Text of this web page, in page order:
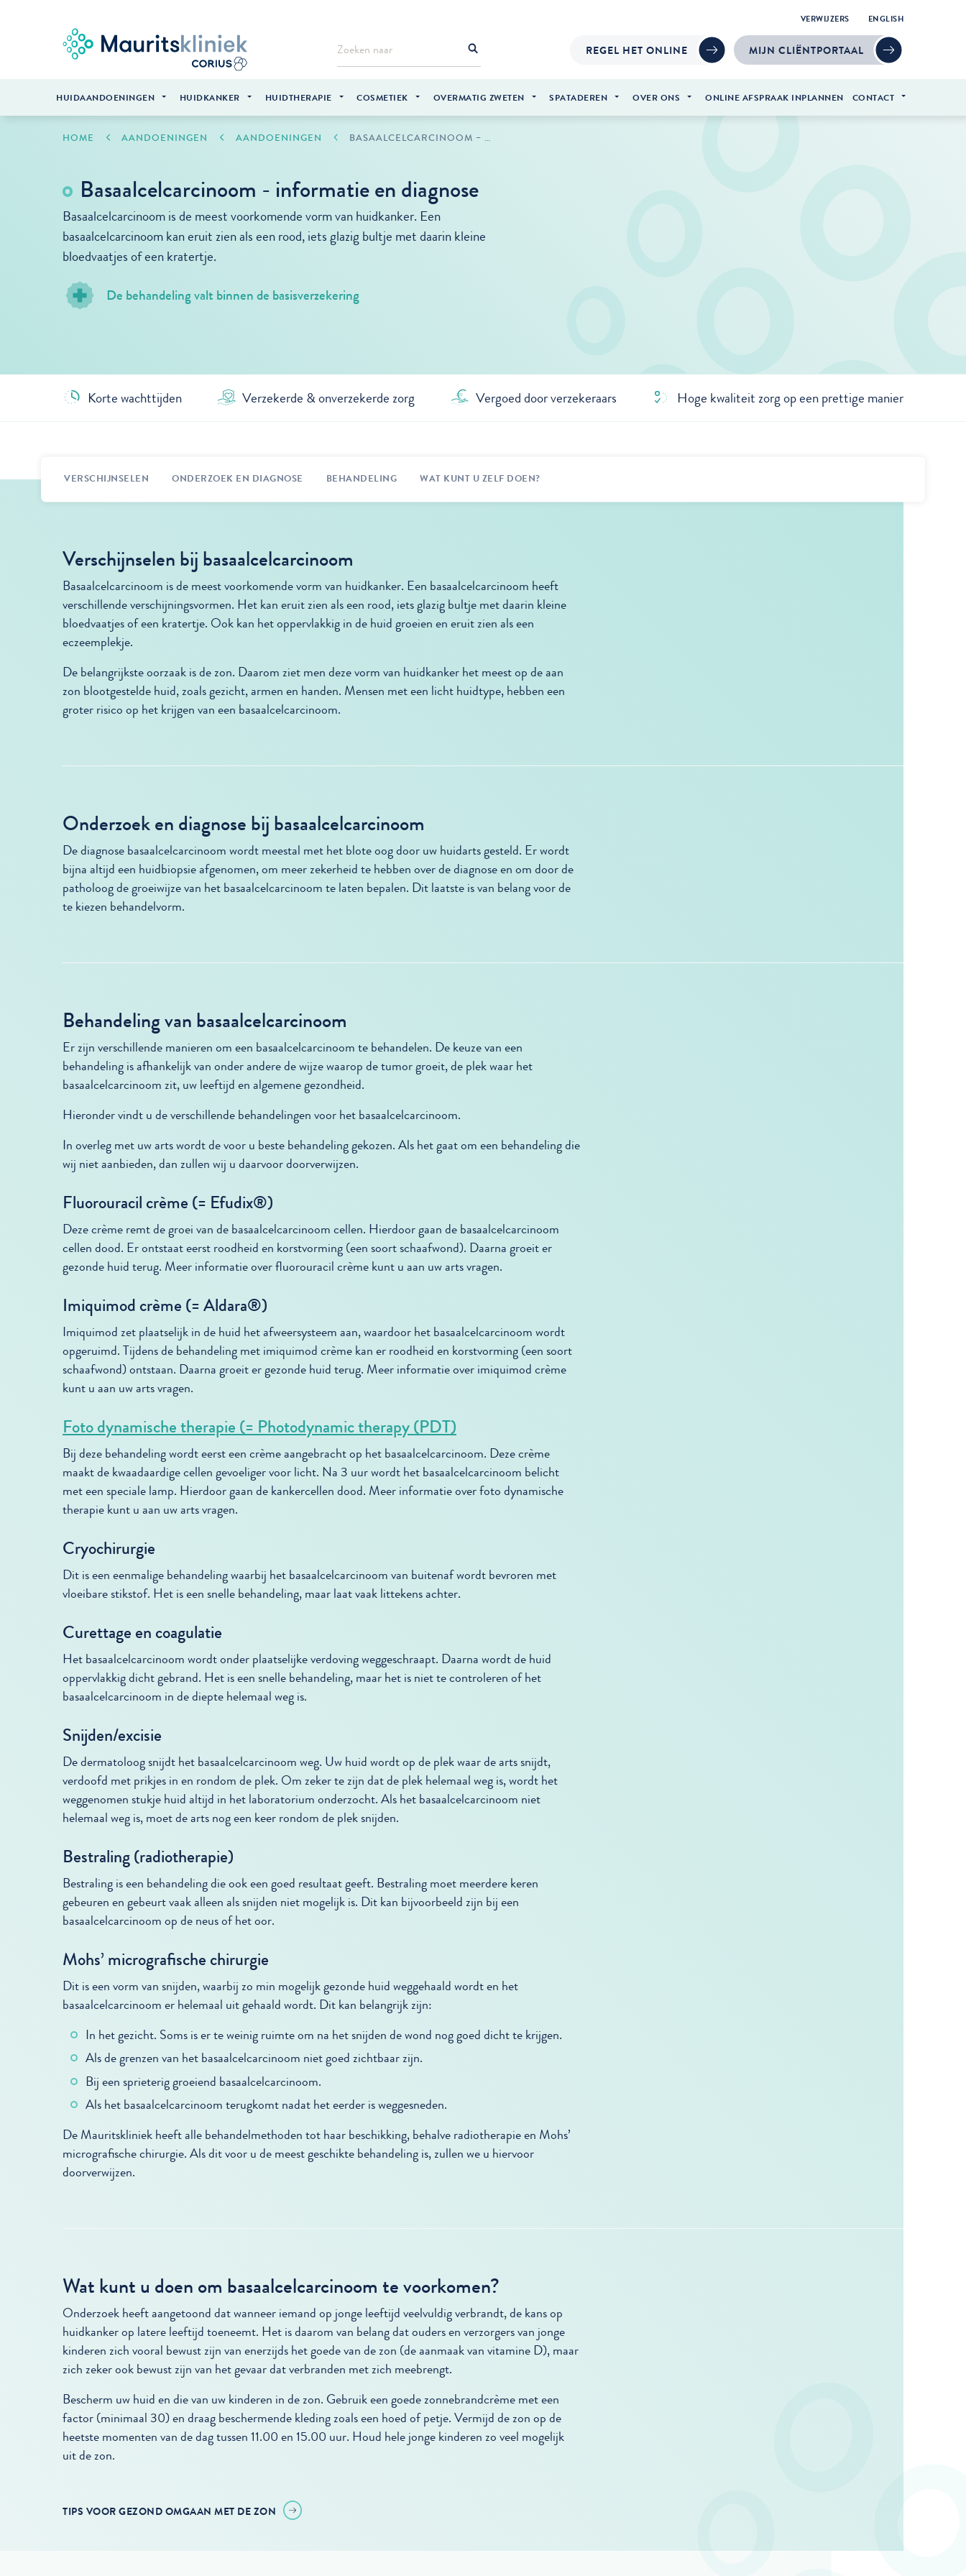
VERWIJZERS ENGLISH
REGEL HET ONLINE MIJN CLIËNTPORTAAL
HUIDAANDOENINGEN HUIDKANKER HUIDTHERAPIE COSMETIEK OVERMATIG ZWETEN SPATADEREN OVER ONS ONLINE AFSPRAAK INPLANNEN CONTACT
HOME AANDOENINGEN AANDOENINGEN BASAALCELCARCINOOM – INFORMATIE EN DIAGNOSE
Basaalcelcarcinoom - informatie en diagnose
Basaalcelcarcinoom is de meest voorkomende vorm van huidkanker. Een
basaalcelcarcinoom kan eruit zien als een rood, iets glazig bultje met daarin kleine
bloedvaatjes of een kratertje.
De behandeling valt binnen de basisverzekering
Korte wachttijden Verzekerde & onverzekerde zorg Vergoed door verzekeraars Hoge kwaliteit zorg op een prettige manier
VERSCHIJNSELEN ONDERZOEK EN DIAGNOSE BEHANDELING WAT KUNT U ZELF DOEN?
Verschijnselen bij basaalcelcarcinoom
Basaalcelcarcinoom is de meest voorkomende vorm van huidkanker. Een basaalcelcarcinoom heeft
verschillende verschijningsvormen. Het kan eruit zien als een rood, iets glazig bultje met daarin kleine
bloedvaatjes of een kratertje. Ook kan het oppervlakkig in de huid groeien en eruit zien als een
eczeemplekje.
De belangrijkste oorzaak is de zon. Daarom ziet men deze vorm van huidkanker het meest op de aan
zon blootgestelde huid, zoals gezicht, armen en handen. Mensen met een licht huidtype, hebben een
groter risico op het krijgen van een basaalcelcarcinoom.
Onderzoek en diagnose bij basaalcelcarcinoom
De diagnose basaalcelcarcinoom wordt meestal met het blote oog door uw huidarts gesteld. Er wordt
bijna altijd een huidbiopsie afgenomen, om meer zekerheid te hebben over de diagnose en om door de
patholoog de groeiwijze van het basaalcelcarcinoom te laten bepalen. Dit laatste is van belang voor de
te kiezen behandelvorm.
Behandeling van basaalcelcarcinoom
Er zijn verschillende manieren om een basaalcelcarcinoom te behandelen. De keuze van een
behandeling is afhankelijk van onder andere de wijze waarop de tumor groeit, de plek waar het
basaalcelcarcinoom zit, uw leeftijd en algemene gezondheid.
Hieronder vindt u de verschillende behandelingen voor het basaalcelcarcinoom.
In overleg met uw arts wordt de voor u beste behandeling gekozen. Als het gaat om een behandeling die
wij niet aanbieden, dan zullen wij u daarvoor doorverwijzen.
Fluorouracil crème (= Efudix®)
Deze crème remt de groei van de basaalcelcarcinoom cellen. Hierdoor gaan de basaalcelcarcinoom
cellen dood. Er ontstaat eerst roodheid en korstvorming (een soort schaafwond). Daarna groeit er
gezonde huid terug. Meer informatie over fluorouracil crème kunt u aan uw arts vragen.
Imiquimod crème (= Aldara®)
Imiquimod zet plaatselijk in de huid het afweersysteem aan, waardoor het basaalcelcarcinoom wordt
opgeruimd. Tijdens de behandeling met imiquimod crème kan er roodheid en korstvorming (een soort
schaafwond) ontstaan. Daarna groeit er gezonde huid terug. Meer informatie over imiquimod crème
kunt u aan uw arts vragen.
Foto dynamische therapie (= Photodynamic therapy (PDT)
Bij deze behandeling wordt eerst een crème aangebracht op het basaalcelcarcinoom. Deze crème
maakt de kwaadaardige cellen gevoeliger voor licht. Na 3 uur wordt het basaalcelcarcinoom belicht
met een speciale lamp. Hierdoor gaan de kankercellen dood. Meer informatie over foto dynamische
therapie kunt u aan uw arts vragen.
Cryochirurgie
Dit is een eenmalige behandeling waarbij het basaalcelcarcinoom van buitenaf wordt bevroren met
vloeibare stikstof. Het is een snelle behandeling, maar laat vaak littekens achter.
Curettage en coagulatie
Het basaalcelcarcinoom wordt onder plaatselijke verdoving weggeschraapt. Daarna wordt de huid
oppervlakkig dicht gebrand. Het is een snelle behandeling, maar het is niet te controleren of het
basaalcelcarcinoom in de diepte helemaal weg is.
Snijden/excisie
De dermatoloog snijdt het basaalcelcarcinoom weg. Uw huid wordt op de plek waar de arts snijdt,
verdoofd met prikjes in en rondom de plek. Om zeker te zijn dat de plek helemaal weg is, wordt het
weggenomen stukje huid altijd in het laboratorium onderzocht. Als het basaalcelcarcinoom niet
helemaal weg is, moet de arts nog een keer rondom de plek snijden.
Bestraling (radiotherapie)
Bestraling is een behandeling die ook een goed resultaat geeft. Bestraling moet meerdere keren
gebeuren en gebeurt vaak alleen als snijden niet mogelijk is. Dit kan bijvoorbeeld zijn bij een
basaalcelcarcinoom op de neus of het oor.
Mohs’ micrografische chirurgie
Dit is een vorm van snijden, waarbij zo min mogelijk gezonde huid weggehaald wordt en het
basaalcelcarcinoom er helemaal uit gehaald wordt. Dit kan belangrijk zijn:
In het gezicht. Soms is er te weinig ruimte om na het snijden de wond nog goed dicht te krijgen.
Als de grenzen van het basaalcelcarcinoom niet goed zichtbaar zijn.
Bij een sprieterig groeiend basaalcelcarcinoom.
Als het basaalcelcarcinoom terugkomt nadat het eerder is weggesneden.
De Mauritskliniek heeft alle behandelmethoden tot haar beschikking, behalve radiotherapie en Mohs’
micrografische chirurgie. Als dit voor u de meest geschikte behandeling is, zullen we u hiervoor
doorverwijzen.
Wat kunt u doen om basaalcelcarcinoom te voorkomen?
Onderzoek heeft aangetoond dat wanneer iemand op jonge leeftijd veelvuldig verbrandt, de kans op
huidkanker op latere leeftijd toeneemt. Het is daarom van belang dat ouders en verzorgers van jonge
kinderen zich vooral bewust zijn van enerzijds het goede van de zon (de aanmaak van vitamine D), maar
zich zeker ook bewust zijn van het gevaar dat verbranden met zich meebrengt.
Bescherm uw huid en die van uw kinderen in de zon. Gebruik een goede zonnebrandcrème met een
factor (minimaal 30) en draag beschermende kleding zoals een hoed of petje. Vermijd de zon op de
heetste momenten van de dag tussen 11.00 en 15.00 uur. Houd hele jonge kinderen zo veel mogelijk
uit de zon.
TIPS VOOR GEZOND OMGAAN MET DE ZON